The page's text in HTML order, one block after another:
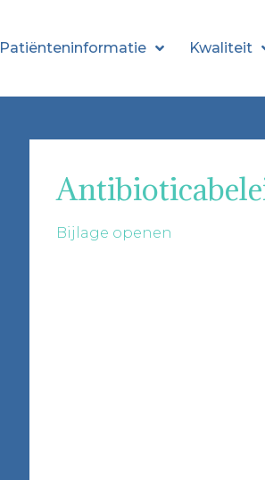
Patiënteninformatie Kwaliteit
Bijlage openen